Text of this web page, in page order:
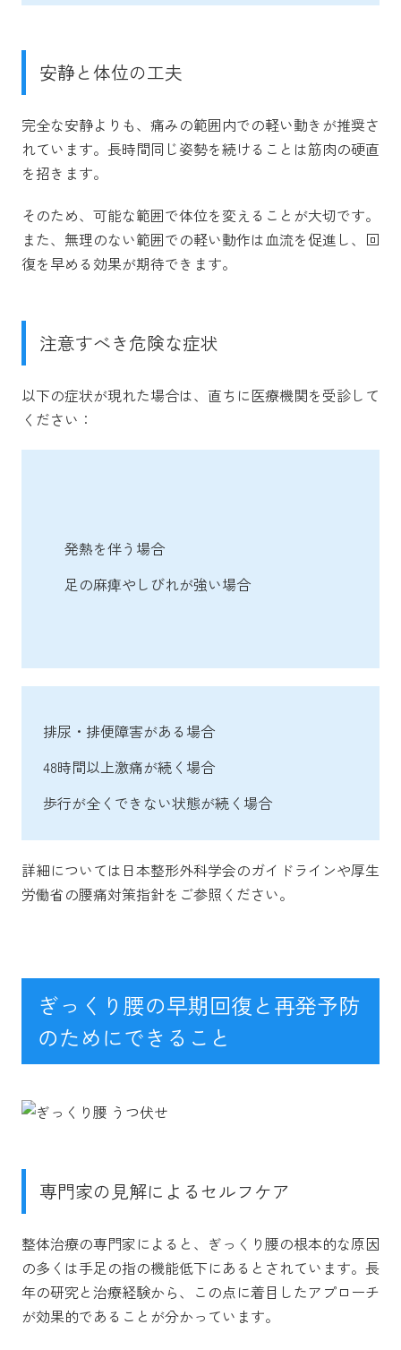
安静と体位の工夫
完全な安静よりも、痛みの範囲内での軽い動きが推奨さ
れています。長時間同じ姿勢を続けることは筋肉の硬直
を招きます。
そのため、可能な範囲で体位を変えることが大切です。
また、無理のない範囲での軽い動作は血流を促進し、回
復を早める効果が期待できます。
注意すべき危険な症状
以下の症状が現れた場合は、直ちに医療機関を受診して
ください：
発熱を伴う場合
足の麻痺やしびれが強い場合
排尿・排便障害がある場合
48時間以上激痛が続く場合
歩行が全くできない状態が続く場合
詳細については日本整形外科学会のガイドラインや厚生
労働省の腰痛対策指針をご参照ください。
ぎっくり腰の早期回復と再発予防
のためにできること
専門家の見解によるセルフケア
整体治療の専門家によると、ぎっくり腰の根本的な原因
の多くは手足の指の機能低下にあるとされています。長
年の研究と治療経験から、この点に着目したアプローチ
が効果的であることが分かっています。